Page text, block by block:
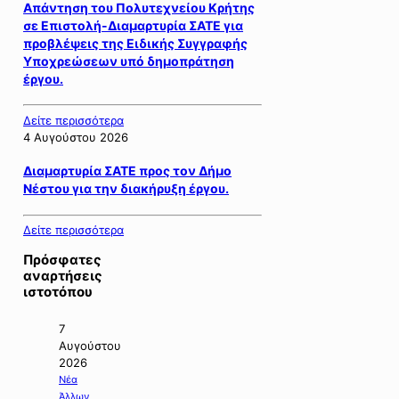
Απάντηση του Πολυτεχνείου Κρήτης
σε Επιστολή-Διαμαρτυρία ΣΑΤΕ για
προβλέψεις της Ειδικής Συγγραφής
Υποχρεώσεων υπό δημοπράτηση
έργου.
Δείτε περισσότερα
4 Αυγούστου 2026
Διαμαρτυρία ΣΑΤΕ προς τον Δήμο
Νέστου για την διακήρυξη έργου.
Δείτε περισσότερα
Πρόσφατες
αναρτήσεις
ιστοτόπου
7
Αυγούστου
2026
Νέα